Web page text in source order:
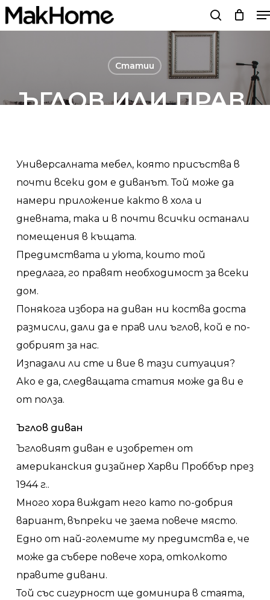
Skip
to
Статии
ЪГЛОВ ИЛИ ПРАВ,
ИЗБЕРЕМ?
ByМебели MakHome 23/04/21 No Comments
Универсалната мебел, която присъства в
почти всеки дом е диванът. Той може да
намери приложение както в хола и
дневната, така и в почти всички останали
помещения в къщата.
Предимствата и уюта, които той
предлага, го правят необходимост за всеки
дом.
Понякога избора на диван ни коства доста
размисли, дали да е прав или ъглов, кой е по-
добрият за нас.
Изпадали ли сте и вие в тази ситуация?
Ако е да, следващата статия може да ви е
от полза.
Ъглов диван
Ъгловият диван е изобретен от
американския дизайнер Харви Проббър през
1944 г..
Много хора виждат него като по-добрия
вариант, въпреки че заема повече място.
Едно от най-големите му предимства е, че
може да събере повече хора, отколкото
правите дивани.
Той със сигурност ще доминира в стаята,